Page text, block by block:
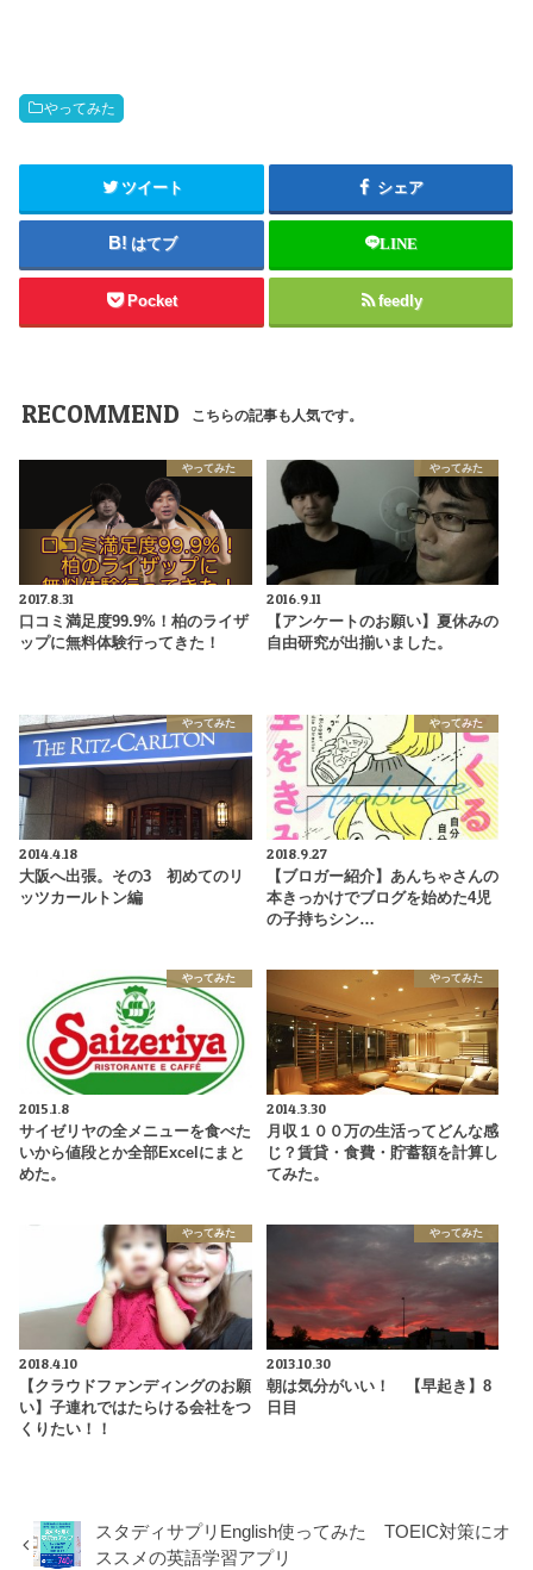
やってみた
ツイート シェア
はてブ LINE
Pocket feedly
RECOMMEND こちらの記事も人気です。
やってみた
2017.8.31
口コミ満足度99.9%！柏のライザ
ップに無料体験行ってきた！
やってみた
2016.9.11
【アンケートのお願い】夏休みの
自由研究が出揃いました。
やってみた
2014.4.18
大阪へ出張。その3 初めてのリ
ッツカールトン編
やってみた
2018.9.27
【ブロガー紹介】あんちゃさんの
本きっかけでブログを始めた4児
の子持ちシン…
やってみた
2015.1.8
サイゼリヤの全メニューを食べた
いから値段とか全部Excelにまと
めた。
やってみた
2014.3.30
月収１００万の生活ってどんな感
じ？賃貸・食費・貯蓄額を計算し
てみた。
やってみた
2018.4.10
【クラウドファンディングのお願
い】子連れではたらける会社をつ
くりたい！！
やってみた
2013.10.30
朝は気分がいい！ 【早起き】8
日目
スタディサプリEnglish使ってみた TOEIC対策にオ
ススメの英語学習アプリ